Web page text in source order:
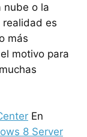
nube o la
es
más
motivo para
En
8 Server